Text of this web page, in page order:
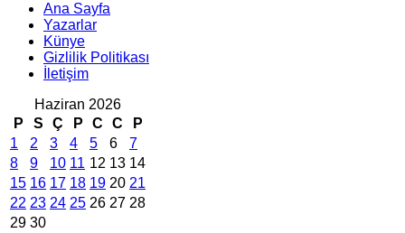
Ana Sayfa
Yazarlar
Künye
Gizlilik Politikası
İletişim
Haziran 2026
P
S Ç P C C
P
1
2 3 4 5 6
7
8
9 10 11 12 13 14
15 16 17 18 19 20 21
22 23 24 25 26 27 28
29 30